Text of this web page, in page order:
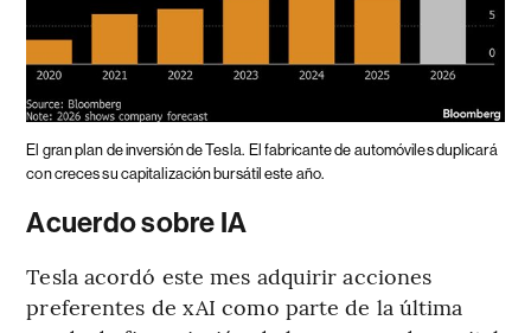
El gran plan de inversión de Tesla. El fabricante de automóviles duplicará
con creces su capitalización bursátil este año.
Acuerdo sobre IA
Tesla acordó este mes adquirir acciones
preferentes de xAI como parte de la última